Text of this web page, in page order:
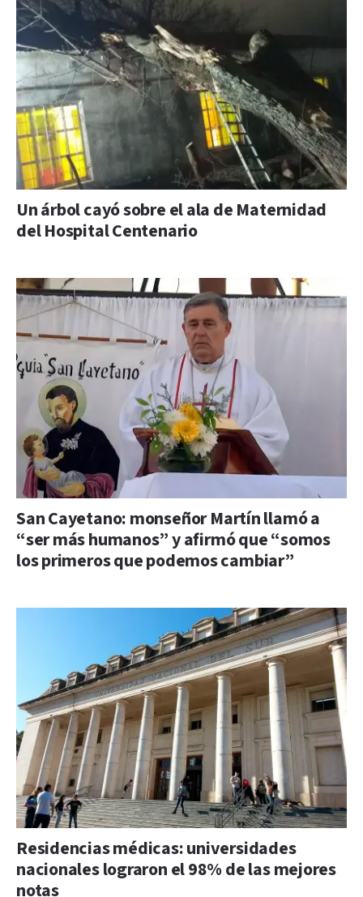
Un árbol cayó sobre el ala de Maternidad
del Hospital Centenario
San Cayetano: monseñor Martín llamó a
“ser más humanos” y afirmó que “somos
los primeros que podemos cambiar”
Residencias médicas: universidades
nacionales lograron el 98% de las mejores
notas